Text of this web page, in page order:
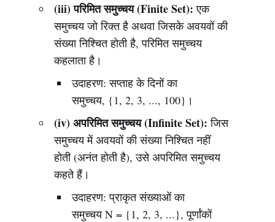
(iii) परिमित समुच्चय (Finite Set): एक
समुच्चय जो रिक्त है अथवा जिसके अवयवों की
संख्या निश्चित होती है, परिमित समुच्चय
कहलाता है।
उदाहरण: सप्ताह के दिनों का
समुच्चय, {1, 2, 3, ..., 100}।
(iv) अपरिमित समुच्चय (Infinite Set): जिस
समुच्चय में अवयवों की संख्या निश्चित नहीं
होती (अनंत होती है), उसे अपरिमित समुच्चय
कहते हैं।
उदाहरण: प्राकृत संख्याओं का
समुच्चय N = {1, 2, 3, ...}, पूर्णांकों